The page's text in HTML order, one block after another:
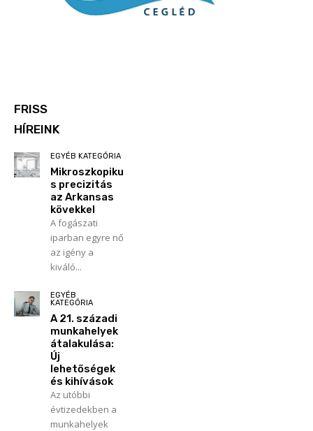
FRISS
HÍREINK
EGYÉB KATEGÓRIA
Mikroszkopiku
s precizitás
az Arkansas
kövekkel
A fogászati
iparban egyre nő
az igény a
kiváló...
EGYÉB
KATEGÓRIA
A 21. századi
munkahelyek
átalakulása:
Új
lehetőségek
és kihívások
Az utóbbi
évtizedekben a
munkahelyek